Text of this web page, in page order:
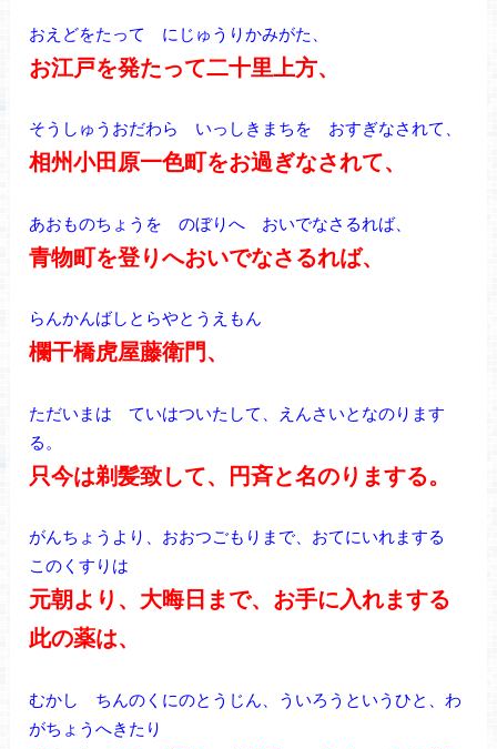
おえどをたって にじゅうりかみがた、
お江戸を発たって二十里上方、
そうしゅうおだわら いっしきまちを おすぎなされて、
相州小田原一色町をお過ぎなされて、
あおものちょうを のぼりへ おいでなさるれば、
青物町を登りへおいでなさるれば、
らんかんばしとらやとうえもん
欄干橋虎屋藤衛門、
ただいまは ていはついたして、えんさいとなのります
る。
只今は剃髪致して、円斉と名のりまする。
がんちょうより、おおつごもりまで、おてにいれまする
このくすりは
元朝より、大晦日まで、お手に入れまする
此の薬は、
むかし ちんのくにのとうじん、ういろうというひと、わ
がちょうへきたり